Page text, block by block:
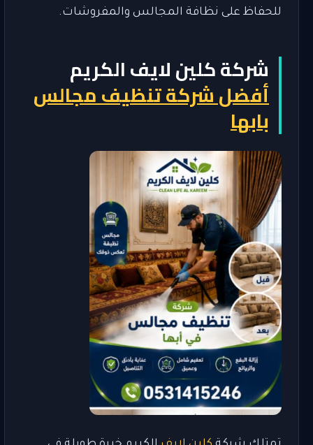
للحفاظ على نظافة المجالس والمفروشات.
شركة كلين لايف الكريم
أفضل شركة تنظيف مجالس
بابها